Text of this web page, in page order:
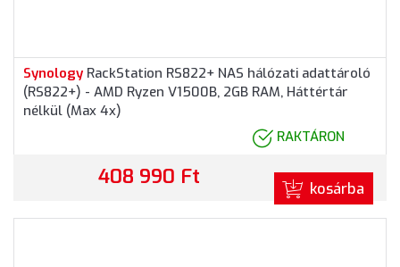
Synology RackStation RS822+ NAS hálózati adattároló
(RS822+) - AMD Ryzen V1500B, 2GB RAM, Háttértár
nélkül (Max 4x)
RAKTÁRON
408 990 Ft kosárba